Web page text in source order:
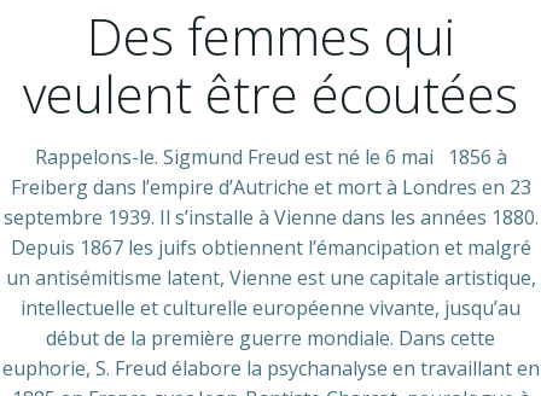
Des femmes qui
veulent être écoutées
Rappelons-le. Sigmund Freud est né le 6 mai 1856 à
Freiberg dans l’empire d’Autriche et mort à Londres en 23
septembre 1939. Il s’installe à Vienne dans les années 1880.
Depuis 1867 les juifs obtiennent l’émancipation et malgré
un antisémitisme latent, Vienne est une capitale artistique,
intellectuelle et culturelle européenne vivante, jusqu’au
début de la première guerre mondiale. Dans cette
euphorie, S. Freud élabore la psychanalyse en travaillant en